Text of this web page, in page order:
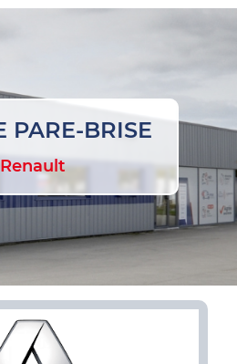
PARE-BRISE
Renault